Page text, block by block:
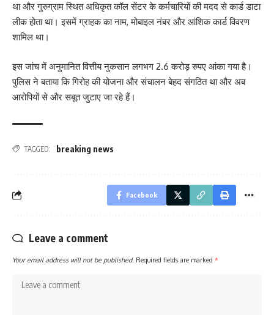
था और गुरुग्राम स्थित अधिकृत कॉल सेंटर के कर्मचारियों की मदद से कार्ड डाटा
लीक होता था। इसमें ग्राहक का नाम, मोबाइल नंबर और आंशिक कार्ड विवरण
शामिल था।
इस जांच में अनुमानित वित्तीय नुकसान लगभग 2.6 करोड़ रुपए आंका गया है।
पुलिस ने बताया कि गिरोह की योजना और संचालन बेहद संगठित था और अब
आरोपियों से और सबूत जुटाए जा रहे हैं।
TAGGED: breaking news
Facebook
Leave a comment
Your email address will not be published. Required fields are marked *